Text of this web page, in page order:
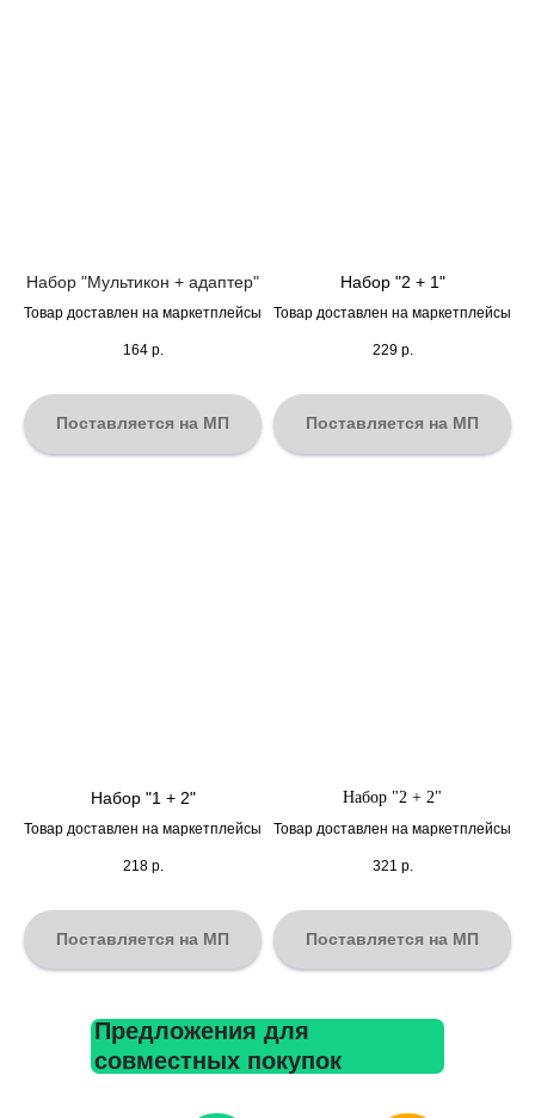
Набор "Мультикон + адаптер"
Товар доставлен на маркетплейсы
164 р.
Поставляется на МП
Набор "2 + 1"
Товар доставлен на маркетплейсы
229 р.
Поставляется на МП
Набор "1 + 2"
Товар доставлен на маркетплейсы
218 р.
Поставляется на МП
Набор "2 + 2"
Товар доставлен на маркетплейсы
321 р.
Поставляется на МП
Предложения для
совместных покупок